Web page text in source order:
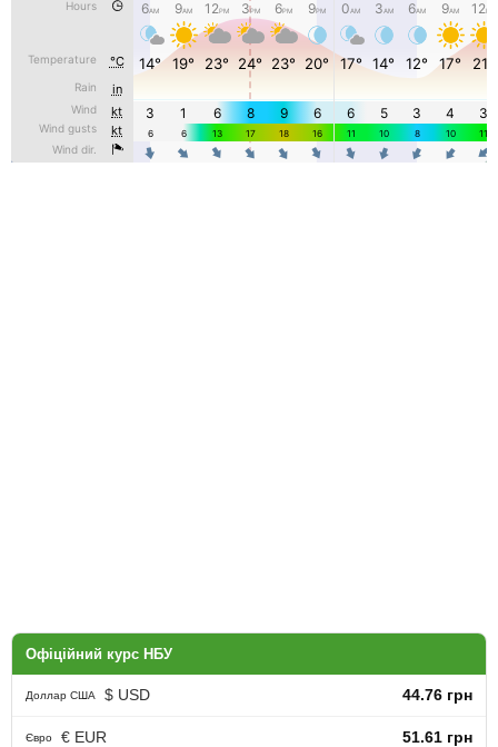
Офіційний курс НБУ
Доллар США $ USD 44.76 грн
Євро € EUR 51.61 грн